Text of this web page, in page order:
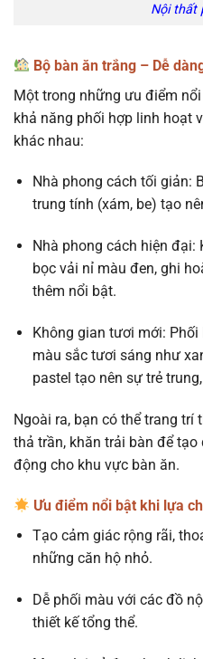
Nội thất
Bộ bàn ăn trắng – Dễ
Một trong những ưu điểm
khả năng phối hợp linh hoạt
khác nhau:
Nhà phong cách tối giản:
trung tính (xám, be) tạo
Nhà phong cách hiện đại:
bọc vải nỉ màu đen, ghi
thêm nổi bật.
Không gian tươi mới:
màu sắc tươi sáng như
pastel tạo nên sự trẻ
Ngoài ra, bạn có thể trang trí
thả trần, khăn trải bàn để
động cho khu vực bàn ăn.
Ưu điểm nổi bật khi lựa
Tạo cảm giác rộng rãi,
những căn hộ nhỏ.
Dễ phối màu với các đồ
thiết kế tổng thể.